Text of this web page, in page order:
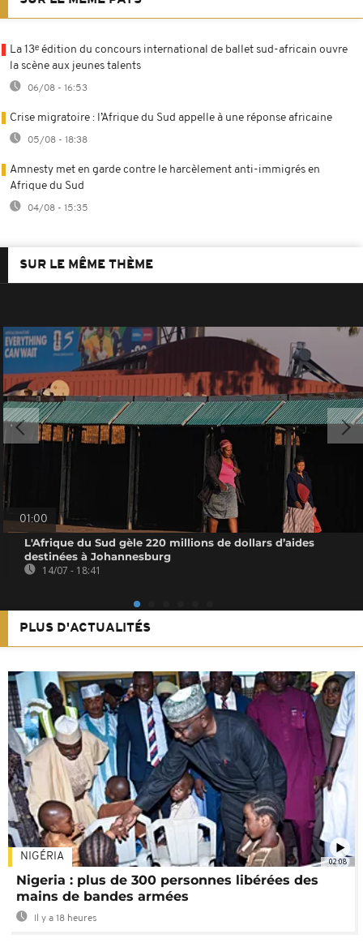
La 13ᵉ édition du concours international de ballet sud-africain ouvre
la scène aux jeunes talents
06/08 - 16:53
Crise migratoire : l’Afrique du Sud appelle à une réponse africaine
05/08 - 18:38
Amnesty met en garde contre le harcèlement anti-immigrés en
Afrique du Sud
04/08 - 15:35
SUR LE MÊME THÈME
01:00
L'Afrique du Sud gèle 220 millions de dollars d’aides
destinées à Johannesburg
14/07 - 18:41
PLUS D'ACTUALITÉS
02:08
NIGÉRIA
Nigeria : plus de 300 personnes libérées des
mains de bandes armées
Il y a 18 heures